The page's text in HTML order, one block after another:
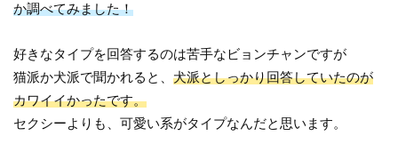
か調べてみました！
好きなタイプを回答するのは苦手なビョンチャンですが
猫派か犬派で聞かれると、犬派としっかり回答していたのが
カワイイかったです。
セクシーよりも、可愛い系がタイプなんだと思います。